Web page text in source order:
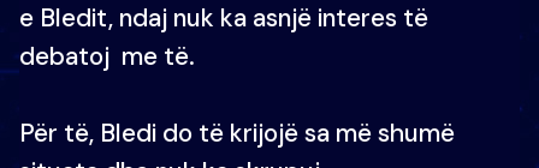
e Bledit, ndaj nuk ka asnjë interes të
debatoj me të.
Për të, Bledi do të krijojë sa më shumë